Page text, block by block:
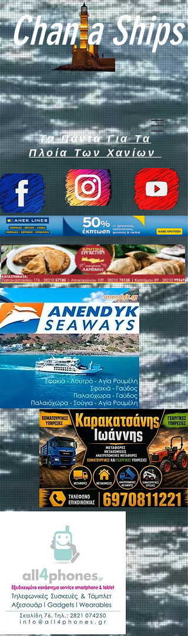
Chan a Ships
Τα Πάντα Για Τα
Πλοία Των Χανίων